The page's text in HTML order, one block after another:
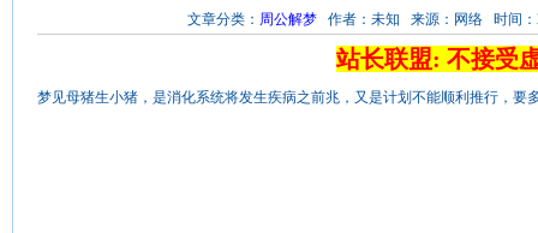
文章分类： 周公解梦 作者：未知 来源：网络 时间：
站长联盟: 不接受
梦见母猪生小猪，是消化系统将发生疾病之前兆，又是计划不能顺利推行，要